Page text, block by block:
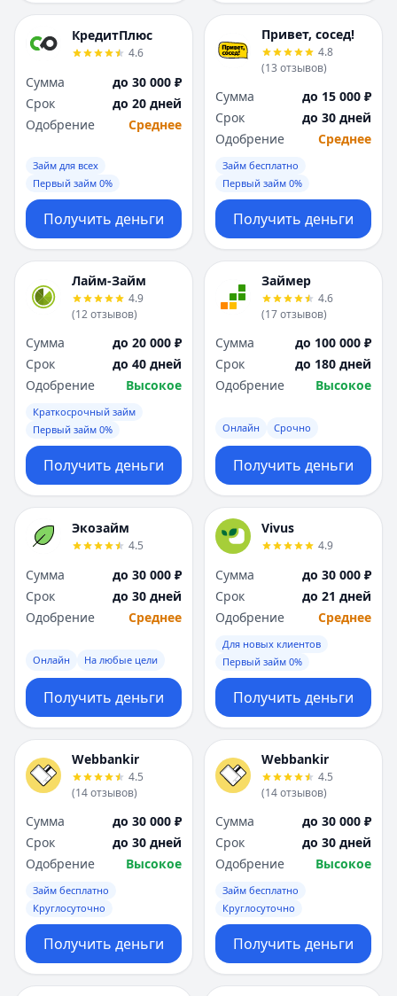
КредитПлюс
4.6
Сумма
до 30 000 ₽
Срок
до 20 дней
Одобрение
Среднее
Займ для всех
Первый займ 0%
Получить деньги
Привет, сосед!
4.8
(13 отзывов)
Сумма
до 15 000 ₽
Срок
до 30 дней
Одобрение
Среднее
Займ бесплатно
Первый займ 0%
Получить деньги
Лайм-Займ
4.9
(12отзывов)
Сумма
до 20 000 ₽
Срок
до 40 дней
Одобрение
Высокое
Краткосрочный займ
Первый займ 0%
Получить деньги
Займер
4.6
(17отзывов)
Сумма
до 100 000 ₽
Срок
до 180 дней
Одобрение
Высокое
Онлайн Срочно
Получить деньги
Экозайм
4.5
Сумма
до 30 000 ₽
Срок
до 30 дней
Одобрение
Среднее
Онлайн На любые цели
Получить деньги
Vivus
4.9
Сумма
до 30 000 ₽
Срок
до 21 дней
Одобрение
Среднее
Для новых клиентов
Первый займ 0%
Получить деньги
Webbankir
4.5
(14отзывов)
Сумма
до 30 000 ₽
Срок
до 30 дней
Одобрение
Высокое
Займ бесплатно
Круглосуточно
Получить деньги
Webbankir
4.5
(14отзывов)
Сумма
до 30 000 ₽
Срок
до 30 дней
Одобрение
Высокое
Займ бесплатно
Круглосуточно
Получить деньги